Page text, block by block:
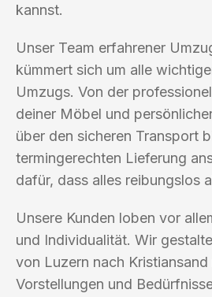
kannst.
Unser Team erfahrener
kümmert sich um alle
Umzugs. Von der
deiner Möbel und
über den sicheren Transport
termingerechten Lieferung
dafür, dass alles reibungslos
Unsere Kunden loben vor
und Individualität. Wir
von Luzern nach Kristiansand
Vorstellungen und